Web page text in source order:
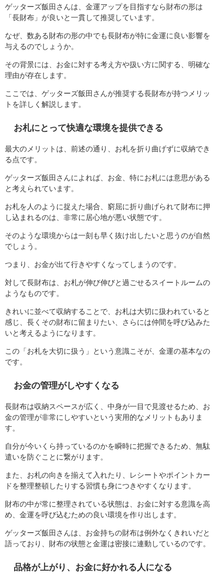
ゲッターズ飯田さんは、金運アップを目指すなら財布の形は
「長財布」が良いと一貫して推奨しています。
なぜ、数ある財布の形の中でも長財布が特に金運に良い影響を
与えるのでしょうか。
その背景には、お金に対する考え方や扱い方に関する、明確な
理由が存在します。
ここでは、ゲッターズ飯田さんが推奨する長財布が持つメリッ
トを詳しく解説します。
お札にとって快適な環境を提供できる
最大のメリットは、前述の通り、お札を折り曲げずに収納でき
る点です。
ゲッターズ飯田さんによれば、お金、特にお札には意思がある
と考えられています。
お札を人のように捉えた場合、窮屈に折り曲げられて財布に押
し込まれるのは、非常に居心地が悪い状態です。
そのような環境からは一刻も早く抜け出したいと思うのが自然
でしょう。
つまり、お金が出て行きやすくなってしまうのです。
対して長財布は、お札が伸び伸びと過ごせるスイートルームの
ようなものです。
きれいに並べて収納することで、お札は大切に扱われていると
感じ、長くその財布に留まりたい、さらには仲間を呼び込みた
いと考えるようになります。
この「お札を大切に扱う」という意識こそが、金運の基本なの
です。
お金の管理がしやすくなる
長財布は収納スペースが広く、中身が一目で見渡せるため、お
金の管理が非常にしやすいという実用的なメリットもありま
す。
自分が今いくら持っているのかを瞬時に把握できるため、無駄
遣いを防ぐことに繋がります。
また、お札の向きを揃えて入れたり、レシートやポイントカー
ドを整理整頓したりする習慣も身につきやすくなります。
財布の中が常に整理されている状態は、お金に対する意識を高
め、金運を呼び込むための良い環境を作り出します。
ゲッターズ飯田さんは、お金持ちの財布は例外なくきれいだと
語っており、財布の状態と金運は密接に連動しているのです。
品格が上がり、お金に好かれる人になる